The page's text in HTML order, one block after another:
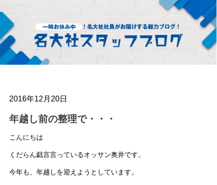
2016年12月20日
年越し前の整理で・・・
こんにちは
くだらん戯言言っているオッサン奥井です。
今年も、年越しを迎えようとしています。